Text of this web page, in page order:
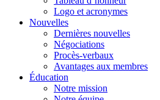
Logo et acronymes
Nouvelles
Dernières nouvelles
Négociations
Procès-verbaux
Avantages aux membres
Éducation
Notre mission